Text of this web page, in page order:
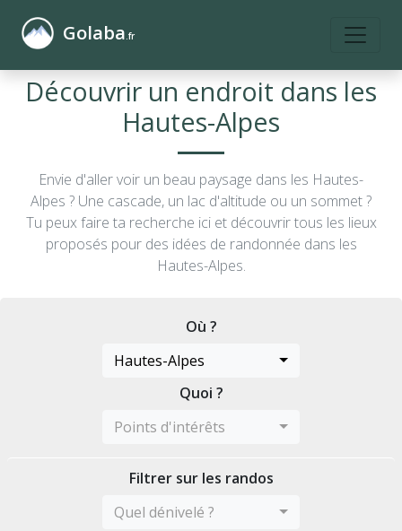
Golaba.fr
Découvrir un endroit dans les
Hautes-Alpes
Envie d'aller voir un beau paysage dans les Hautes-
Alpes ? Une cascade, un lac d'altitude ou un sommet ?
Tu peux faire ta recherche ici et découvrir tous les lieux
proposés pour des idées de randonnée dans les
Hautes-Alpes.
Où ?
Hautes-Alpes
Quoi ?
Points d'intérêts
Filtrer sur les randos
Quel dénivelé ?